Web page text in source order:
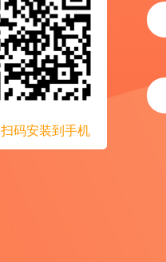
扫码安装到手机